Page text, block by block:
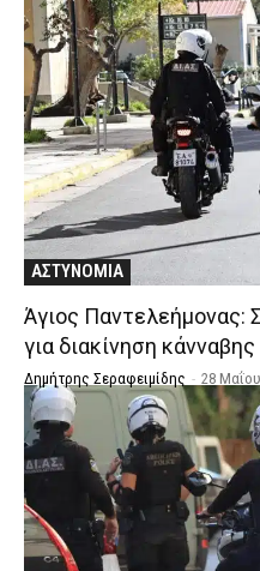
ΑΣΤΥΝΟΜΙΑ
Άγιος Παντελεήμονας:
για διακίνηση κάνναβης
Δημήτρης Σεραφειμίδης - 28